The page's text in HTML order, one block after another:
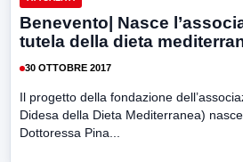
Benevento| Nasce
tutela della dieta
30 OTTOBRE 2017
Il progetto della fondazione
Didesa della Dieta Mediterranea)
Dottoressa Pina...